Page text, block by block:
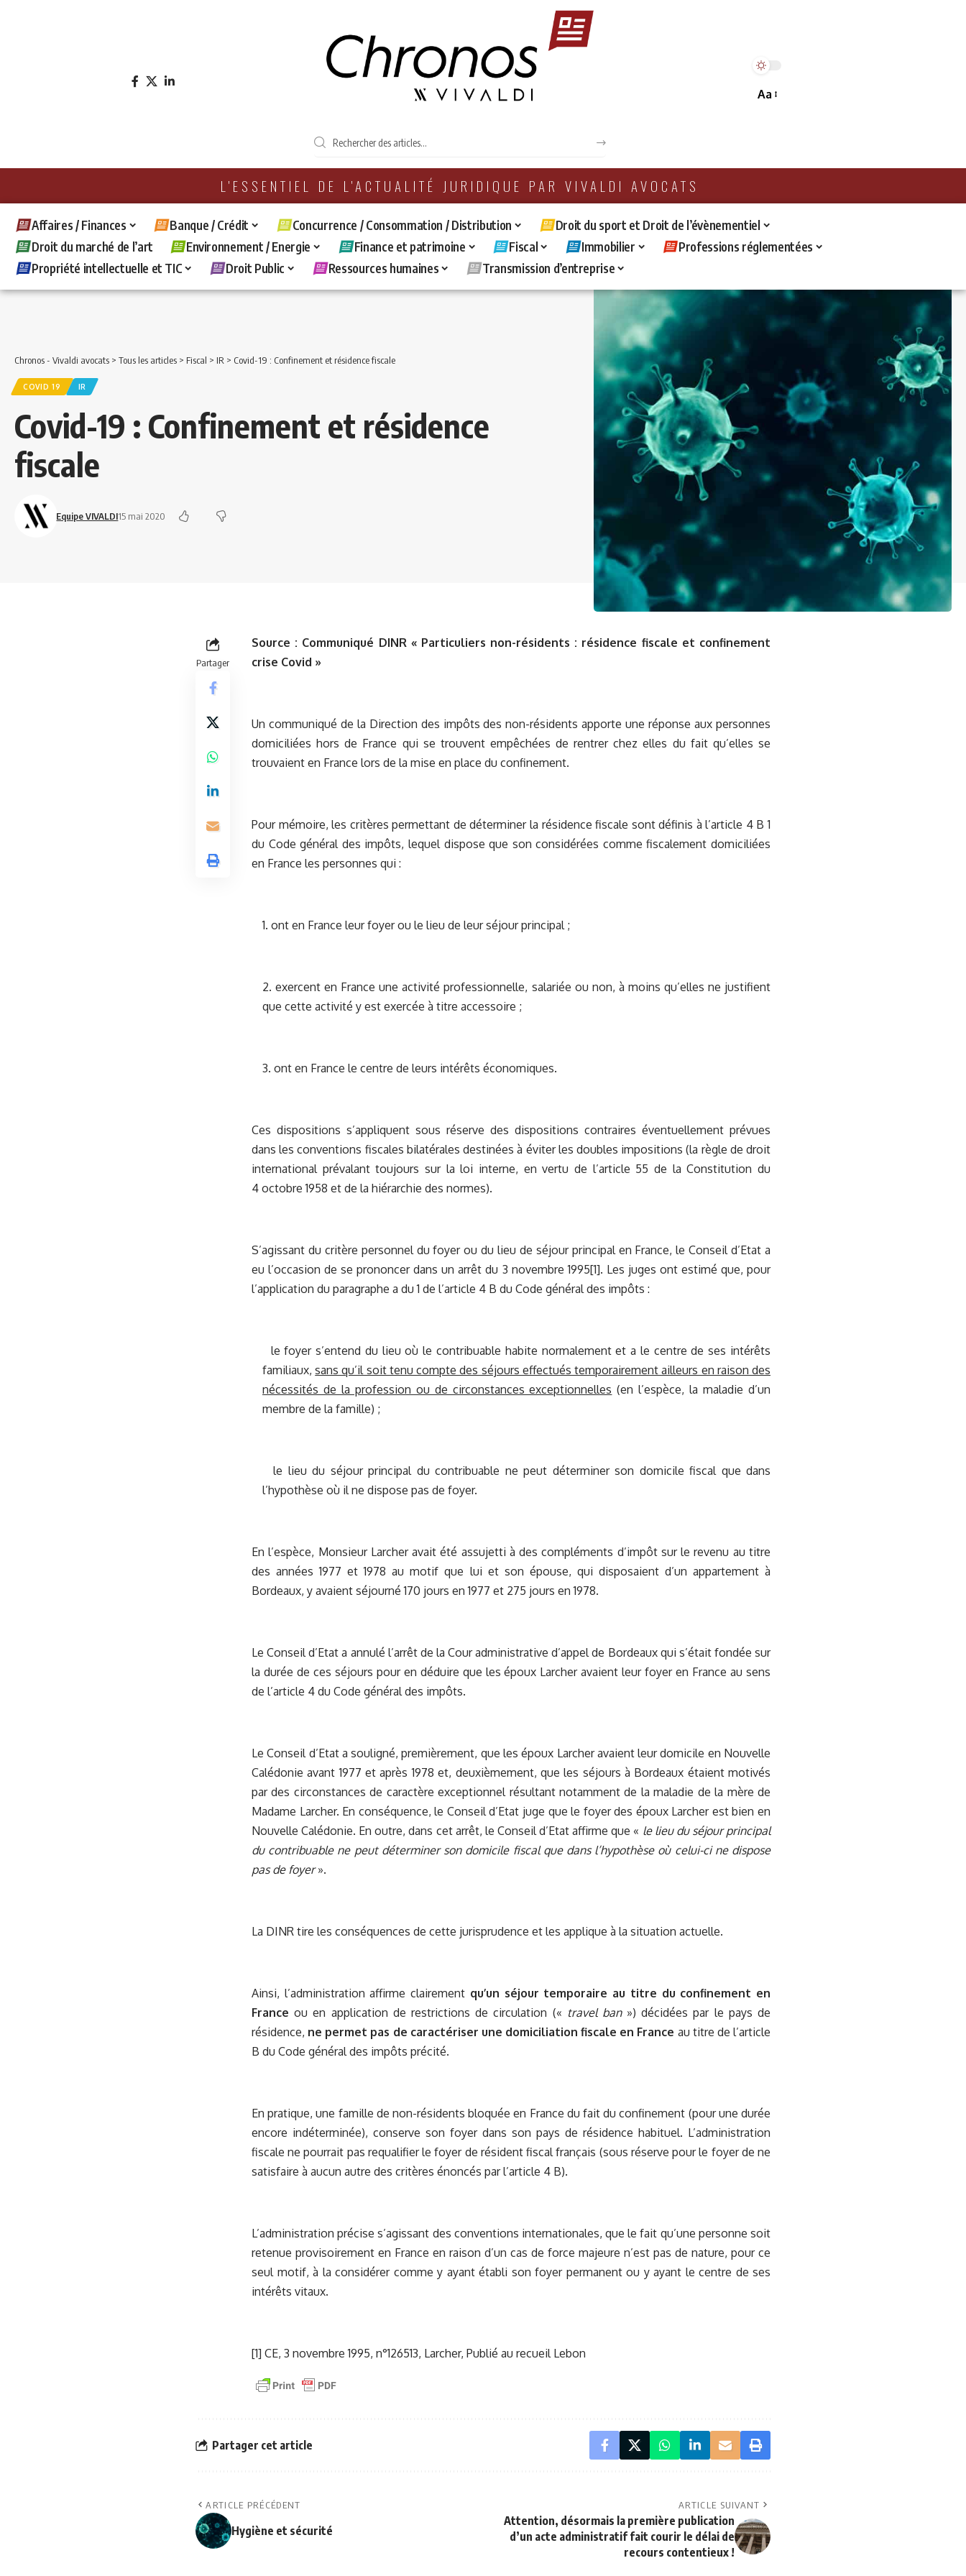
Aa
L'ESSENTIEL DE L'ACTUALITÉ JURIDIQUE PAR VIVALDI AVOCATS
Affaires / Finances Banque / Crédit Concurrence / Consommation / Distribution
Droit du sport et Droit de l’évènementiel
Droit du marché de l’art
Environnement / Energie Finance et patrimoine Fiscal Immobilier
Professions réglementées
Propriété intellectuelle et TIC
Droit Public Ressources humaines Transmission d’entreprise
Chronos - Vivaldi avocats > Tous les articles > Fiscal > IR > Covid-19 : Confinement et résidence fiscale
COVID 19 IR
Covid-19 : Confinement et résidence
fiscale
Equipe VIVALDI15 mai 2020
Partager
Source : Communiqué DINR « Particuliers non-résidents : résidence fiscale et confinement
crise Covid »
Un communiqué de la Direction des impôts des non-résidents apporte une réponse aux personnes
domiciliées hors de France qui se trouvent empêchées de rentrer chez elles du fait qu’elles se
trouvaient en France lors de la mise en place du confinement.
Pour mémoire, les critères permettant de déterminer la résidence fiscale sont définis à l’article 4 B 1
du Code général des impôts, lequel dispose que son considérées comme fiscalement domiciliées
en France les personnes qui :
1. ont en France leur foyer ou le lieu de leur séjour principal ;
2. exercent en France une activité professionnelle, salariée ou non, à moins qu’elles ne justifient
que cette activité y est exercée à titre accessoire ;
3. ont en France le centre de leurs intérêts économiques.
Ces dispositions s’appliquent sous réserve des dispositions contraires éventuellement prévues
dans les conventions fiscales bilatérales destinées à éviter les doubles impositions (la règle de droit
international prévalant toujours sur la loi interne, en vertu de l’article 55 de la Constitution du
4 octobre 1958 et de la hiérarchie des normes).
S’agissant du critère personnel du foyer ou du lieu de séjour principal en France, le Conseil d’Etat a
eu l’occasion de se prononcer dans un arrêt du 3 novembre 1995[1]. Les juges ont estimé que, pour
l’application du paragraphe a du 1 de l’article 4 B du Code général des impôts :
le foyer s’entend du lieu où le contribuable habite normalement et a le centre de ses intérêts
familiaux,sans qu’il soit tenu compte des séjours effectués temporairement ailleurs en raison des
nécessités de la profession ou de circonstances exceptionnelles (en l’espèce, la maladie d’un
membre de la famille) ;
le lieu du séjour principal du contribuable ne peut déterminer son domicile fiscal que dans
l’hypothèse où il ne dispose pas de foyer.
En l’espèce, Monsieur Larcher avait été assujetti à des compléments d’impôt sur le revenu au titre
des années 1977 et 1978 au motif que lui et son épouse, qui disposaient d’un appartement à
Bordeaux, y avaient séjourné 170 jours en 1977 et 275 jours en 1978.
Le Conseil d’Etat a annulé l’arrêt de la Cour administrative d’appel de Bordeaux qui s’était fondée sur
la durée de ces séjours pour en déduire que les époux Larcher avaient leur foyer en France au sens
de l’article 4 du Code général des impôts.
Le Conseil d’Etat a souligné, premièrement, que les époux Larcher avaient leur domicile en Nouvelle
Calédonie avant 1977 et après 1978 et, deuxièmement, que les séjours à Bordeaux étaient motivés
par des circonstances de caractère exceptionnel résultant notamment de la maladie de la mère de
Madame Larcher. En conséquence, le Conseil d’Etat juge que le foyer des époux Larcher est bien en
Nouvelle Calédonie. En outre, dans cet arrêt, le Conseil d’Etat affirme que « le lieu du séjour principal
du contribuable ne peut déterminer son domicile fiscal que dans l’hypothèse où celui-ci ne dispose
pas de foyer».
La DINR tire les conséquences de cette jurisprudence et les applique à la situation actuelle.
Ainsi, l’administration affirme clairement qu’un séjour temporaire au titre du confinement en
France ou en application de restrictions de circulation (« travel ban») décidées par le pays de
résidence, ne permet pas de caractériser une domiciliation fiscale en France au titre de l’article
B du Code général des impôts précité.
En pratique, une famille de non-résidents bloquée en France du fait du confinement (pour une durée
encore indéterminée), conserve son foyer dans son pays de résidence habituel. L’administration
fiscale ne pourrait pas requalifier le foyer de résident fiscal français (sous réserve pour le foyer de ne
satisfaire à aucun autre des critères énoncés par l’article 4 B).
L’administration précise s’agissant des conventions internationales, que le fait qu’une personne soit
retenue provisoirement en France en raison d’un cas de force majeure n’est pas de nature, pour ce
seul motif, à la considérer comme y ayant établi son foyer permanent ou y ayant le centre de ses
intérêts vitaux.
[1] CE, 3 novembre 1995, n°126513, Larcher, Publié au recueil Lebon
Partager cet article
ARTICLE PRÉCÉDENT
Hygiène et sécurité
ARTICLE SUIVANT
Attention, désormais la première publication
d’un acte administratif fait courir le délai de
recours contentieux !